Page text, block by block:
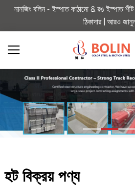
নানজিং বলিন - ইস্পাত কাঠামো & রঙ ইস্পাত শীট
ঠিকাদার | আরও
হট বিক্রয় পণ্য